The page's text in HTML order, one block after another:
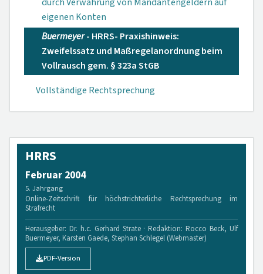
eigenen Konten
Buermeyer- HRRS- Praxishinweis:
Zweifelssatz und Maßregelan­ordnung beim
Voll­rausch gem. § 323a StGB
Vollständige Rechtsprechung
HRRS
Februar 2004
5. Jahrgang
Online-Zeitschrift für höchstrichterliche Rechtsprechung im
Strafrecht
Herausgeber: Dr. h.c. Gerhard Strate · Redaktion: Rocco Beck, Ulf
Buermeyer, Karsten Gaede, Stephan Schlegel (Webmaster)
PDF-Version